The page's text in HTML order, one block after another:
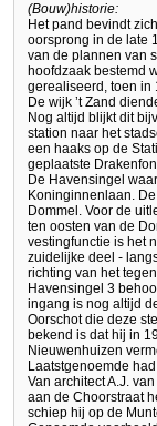
(Bouw)historie:
Het pand bevindt
oorsprong in de late
van de plannen van
hoofdzaak bestemd
gerealiseerd, toen in
De wijk ’t Zand
Nog altijd blijkt dit
station naar het
een haaks op de
geplaatste
De Havensingel
Koninginnenlaan.
Dommel. Voor de
ten oosten van de
vestingfunctie is het
zuidelijke deel -
richting van het
Havensingel 3
ingang is nog altijd
Oorschot die deze
bekend is dat hij in
Nieuwenhuizen
Laatstgenoemde
Van architect A.J.
aan de Choorstraat
schiep hij op de